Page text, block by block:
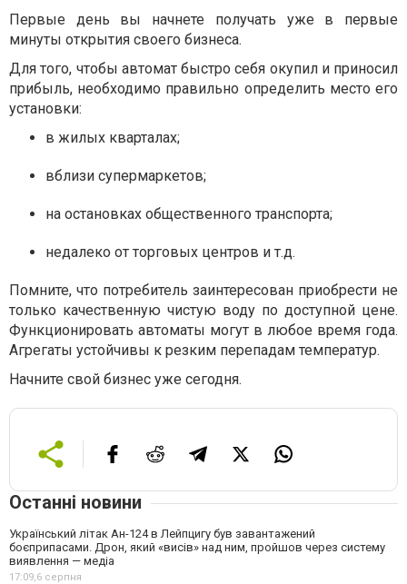
Первые день вы начнете получать уже в первые
минуты открытия своего бизнеса.
Для того, чтобы автомат быстро себя окупил и приносил
прибыль, необходимо правильно определить место его
установки:
в жилых кварталах;
вблизи супермаркетов;
на остановках общественного транспорта;
недалеко от торговых центров и т.д.
Помните, что потребитель заинтересован приобрести не
только качественную чистую воду по доступной цене.
Функционировать автоматы могут в любое время года.
Агрегаты устойчивы к резким перепадам температур.
Начните свой бизнес уже сегодня.
Останні новини
Український літак Ан-124 в Лейпцигу був завантажений
боєприпасами. Дрон, який «висів» над ним, пройшов через систему
виявлення — медіа
17:09,6 серпня